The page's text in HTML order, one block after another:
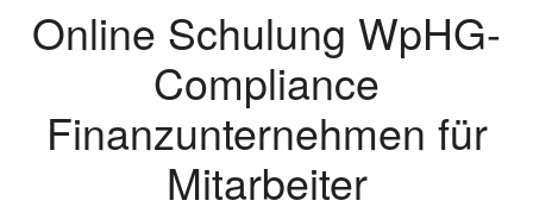
Online Schulung WpHG-
Compliance
Finanzunternehmen für
Mitarbeiter